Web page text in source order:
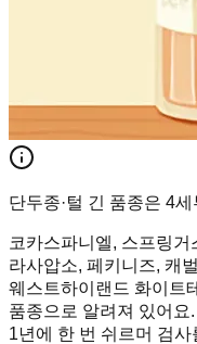
단두종·털 긴 품종은 4
코카스파니엘, 스프링
라사압소, 페키니즈, 캐
웨스트하이랜드 화이트
품종으로 알려져 있어요
1년에 한 번 쉬르머 검